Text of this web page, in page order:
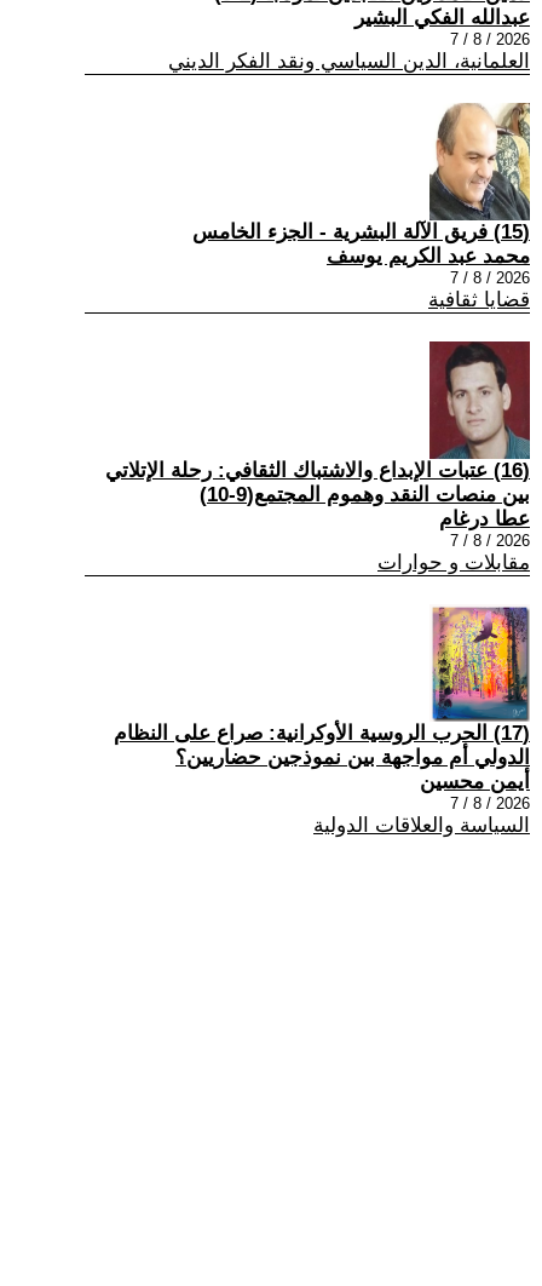
عبدالله الفكي البشير
2026 / 8 / 7
العلمانية، الدين السياسي ونقد الفكر الديني
(15) فريق الآلة البشرية - الجزء الخامس
محمد عبد الكريم يوسف
2026 / 8 / 7
قضايا ثقافية
(16) عتبات الإبداع والاشتباك الثقافي: رحلة الإتلاتي
بين منصات النقد وهموم المجتمع(9-10)
عطا درغام
2026 / 8 / 7
مقابلات و حوارات
(17) الحرب الروسية الأوكرانية: صراع على النظام
الدولي أم مواجهة بين نموذجين حضاريين؟
أيمن محسين
2026 / 8 / 7
السياسة والعلاقات الدولية